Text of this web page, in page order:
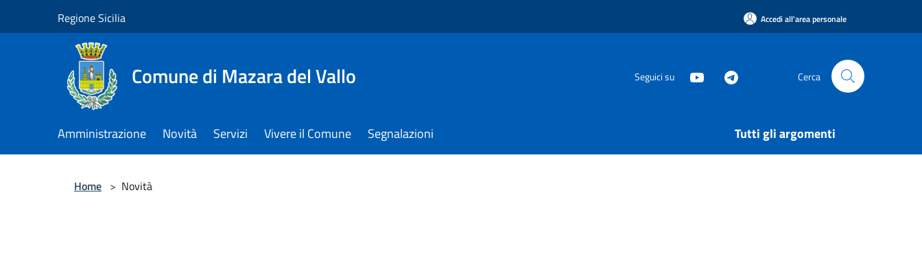
Regione Sicilia Accedi all'area personale
Comune di Mazara del Vallo Seguici su Cerca
Amministrazione Novità Servizi Vivere il Comune Segnalazioni Tutti gli argomenti
Home > Novità